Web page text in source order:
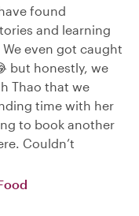
found
and learning
even got caught
but honestly, we
Thao that we
time with her
to book another
Couldn’t